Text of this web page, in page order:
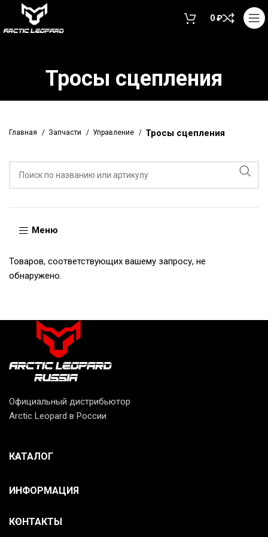
0₽
Тросы сцепления
Главная Запчасти Управление Тросы сцепления
Меню
Товаров, соответствующих вашему запросу, не
обнаружено.
Официальный дистрибьютор
Arctic Leopard в России
КАТАЛОГ
ИНФОРМАЦИЯ
КОНТАКТЫ